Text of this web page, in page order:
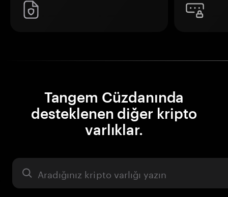
Tangem Cüzdanında
desteklenen diğer kripto
varlıklar.
Varlık